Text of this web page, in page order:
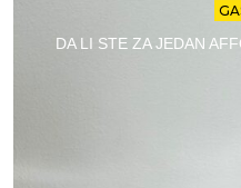
DA LI STE ZA JEDAN